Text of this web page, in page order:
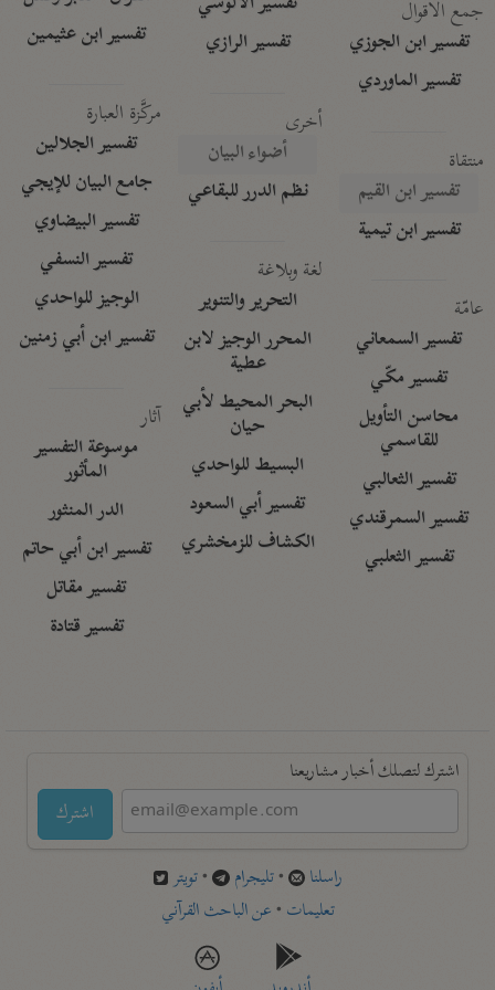
جمع الأقوال
تفسير ابن الجوزي
تفسير الماوردي
منتقاة
تفسير ابن القيم
تفسير ابن تيمية
عامّة
تفسير السمعاني
تفسير مكّي
محاسن التأويل
للقاسمي
تفسير الثعالبي
تفسير السمرقندي
تفسير الثعلبي
تفسير الرازي
أخرى
أضواء البيان
نظم الدرر للبقاعي
لغة وبلاغة
التحرير والتنوير
المحرر الوجيز لابن
عطية
البحر المحيط لأبي
حيان
البسيط للواحدي
تفسير أبي السعود
الكشاف للزمخشري
تفسير ابن عثيمين
مركَّزة العبارة
تفسير الجلالين
جامع البيان للإيجي
تفسير البيضاوي
تفسير النسفي
الوجيز للواحدي
تفسير ابن أبي زمنين
آثار
موسوعة التفسير
المأثور
الدر المنثور
تفسير ابن أبي حاتم
تفسير مقاتل
تفسير قتادة
اشترك لتصلك أخبار مشاريعنا
اشترك
راسلنا •تليجرام •تويتر
تعليمات •عن الباحث القرآني